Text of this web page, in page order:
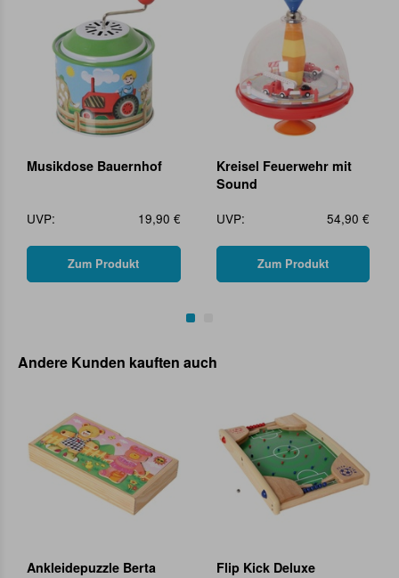
Musikdose Bauernhof
UVP: 19,90 €
Zum Produkt
Kreisel Feuerwehr mit
Sound
UVP:
54,90 €
Zum Produkt
Andere Kunden kauften auch
Ankleidepuzzle Berta
Flip Kick Deluxe